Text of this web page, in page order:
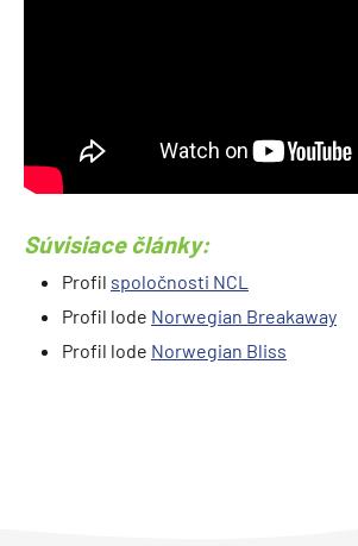
Súvisiace články:
Profil spoločnosti NCL
Profil lode Norwegian Breakaway
Profil lode Norwegian Bliss